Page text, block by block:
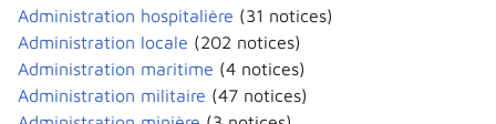
Administration hospitalière (31 notices)
Administration locale (202 notices)
Administration maritime (4 notices)
Administration militaire (47 notices)